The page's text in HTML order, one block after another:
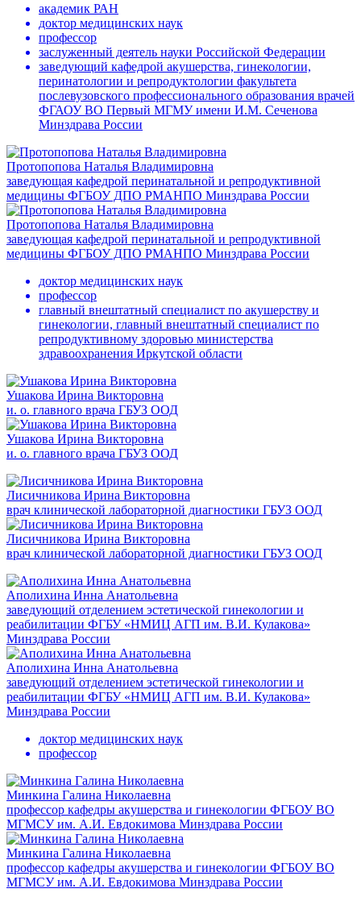
академик РАН
доктор медицинских наук
профессор
заслуженный деятель науки Российской Федерации
заведующий кафедрой акушерства, гинекологии,
перинатологии и репродуктологии факультета
послевузовского профессионального образования врачей
ФГАОУ ВО Первый МГМУ имени И.М. Сеченова
Минздрава России
Протопопова Наталья Владимировна
заведующая кафедрой перинатальной и репродуктивной
медицины ФГБОУ ДПО РМАНПО Минздрава России
Протопопова Наталья Владимировна
заведующая кафедрой перинатальной и репродуктивной
медицины ФГБОУ ДПО РМАНПО Минздрава России
доктор медицинских наук
профессор
главный внештатный специалист по акушерству и
гинекологии, главный внештатный специалист по
репродуктивному здоровью министерства
здравоохранения Иркутской области
Ушакова Ирина Викторовна
и. о. главного врача ГБУЗ ООД
Ушакова Ирина Викторовна
и. о. главного врача ГБУЗ ООД
Лисичникова Ирина Викторовна
врач клинической лабораторной диагностики ГБУЗ ООД
Лисичникова Ирина Викторовна
врач клинической лабораторной диагностики ГБУЗ ООД
Аполихина Инна Анатольевна
заведующий отделением эстетической гинекологии и
реабилитации ФГБУ «НМИЦ АГП им. В.И. Кулакова»
Минздрава России
Аполихина Инна Анатольевна
заведующий отделением эстетической гинекологии и
реабилитации ФГБУ «НМИЦ АГП им. В.И. Кулакова»
Минздрава России
доктор медицинских наук
профессор
Минкина Галина Николаевна
профессор кафедры акушерства и гинекологии ФГБОУ ВО
МГМСУ им. А.И. Евдокимова Минздрава России
Минкина Галина Николаевна
профессор кафедры акушерства и гинекологии ФГБОУ ВО
МГМСУ им. А.И. Евдокимова Минздрава России